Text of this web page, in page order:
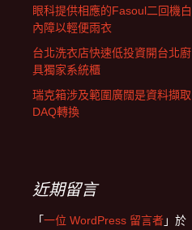
眼科提供相應的Fasoul二回機白
內障以輕便雨衣
台北洗衣店快速低投資開台北廚
具獨家系統櫃
瑞克箱涉及範圍廣闊是資料擷取
DAQ轉換
近期留言
「一位 WordPress 留言者」於